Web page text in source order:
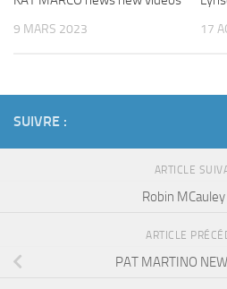
9 MARS 2023 17
SUIVRE :
ARTICLE
Robin
ARTICLE
PAT MARTINO